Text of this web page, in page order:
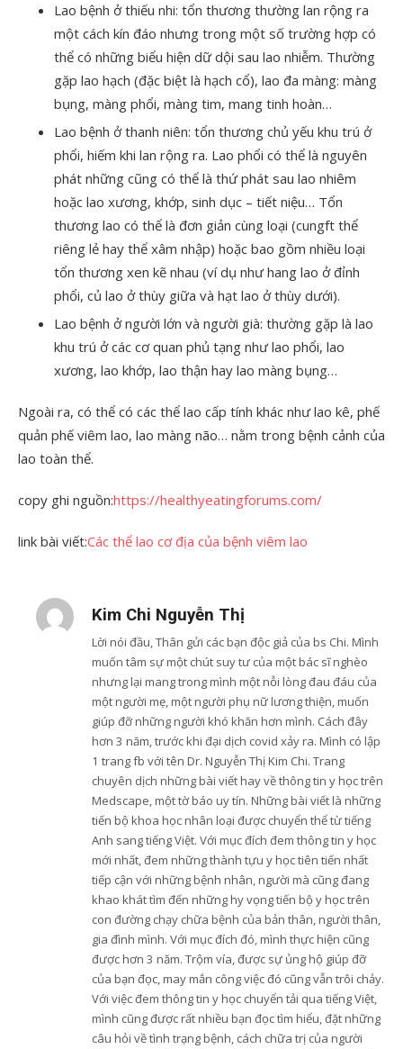
Lao bệnh ở thiếu nhi: tổn thương thường lan rộng ra
một cách kín đáo nhưng trong một số trường hợp có
thể có những biểu hiện dữ dội sau lao nhiễm. Thường
gặp lao hạch (đặc biệt là hạch cổ), lao đa màng: màng
bụng, màng phổi, màng tim, mang tinh hoàn…
Lao bệnh ở thanh niên: tổn thương chủ yếu khu trú ở
phổi, hiếm khi lan rộng ra. Lao phổi có thể là nguyên
phát những cũng có thể là thứ phát sau lao nhiêm
hoặc lao xương, khớp, sinh dục – tiết niệu… Tổn
thương lao có thể là đơn giản cùng loại (cungft thể
riêng lẻ hay thể xâm nhập) hoặc bao gồm nhiều loại
tổn thương xen kẽ nhau (ví dụ như hang lao ở đỉnh
phổi, củ lao ở thùy giữa và hạt lao ở thùy dưới).
Lao bệnh ở người lớn và người già: thường gặp là lao
khu trú ở các cơ quan phủ tạng như lao phổi, lao
xương, lao khớp, lao thận hay lao màng bụng…
Ngoài ra, có thể có các thể lao cấp tính khác như lao kê, phế
quản phế viêm lao, lao màng não… nằm trong bệnh cảnh của
lao toàn thể.
copy ghi nguồn:https://healthyeatingforums.com/
link bài viết:Các thể lao cơ địa của bệnh viêm lao
Kim Chi Nguyễn Thị
Lời nói đầu, Thân gửi các bạn độc giả của bs Chi. Mình
muốn tâm sự một chút suy tư của một bác sĩ nghèo
nhưng lại mang trong mình một nỗi lòng đau đáu của
một người mẹ, một người phụ nữ lương thiện, muốn
giúp đỡ những người khó khăn hơn mình. Cách đây
hơn 3 năm, trước khi đại dịch covid xảy ra. Mình có lập
1 trang fb với tên Dr. Nguyễn Thị Kim Chi. Trang
chuyên dịch những bài viết hay về thông tin y học trên
Medscape, một tờ báo uy tín. Những bài viết là những
tiến bộ khoa học nhân loại được chuyển thể từ tiếng
Anh sang tiếng Việt. Với mục đích đem thông tin y học
mới nhất, đem những thành tựu y học tiên tiến nhất
tiếp cận với những bệnh nhân, người mà cũng đang
khao khát tìm đến những hy vọng tiến bộ y học trên
con đường chạy chữa bệnh của bản thân, người thân,
gia đình mình. Với mục đích đó, mình thực hiện cũng
được hơn 3 năm. Trộm vía, được sự ủng hộ giúp đỡ
của bạn đọc, may mắn công việc đó cũng vẫn trôi chảy.
Với việc đem thông tin y học chuyển tải qua tiếng Việt,
mình cũng được rất nhiều bạn đọc tìm hiểu, đặt những
câu hỏi về tình trạng bệnh, cách chữa trị của người